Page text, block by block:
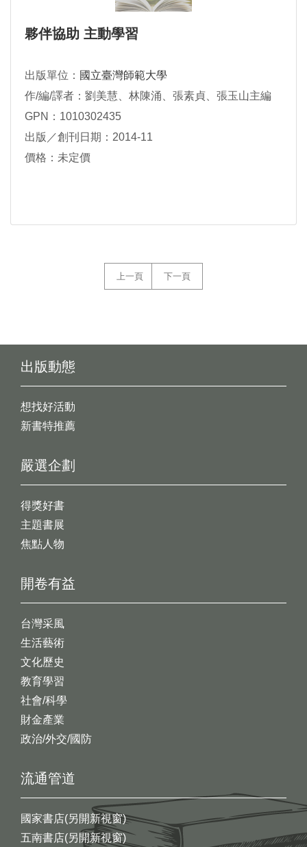
夥伴協助 主動學習
出版單位： 國立臺灣師範大學
作/編/譯者：劉美慧、林陳涌、張素貞、張玉山主編
GPN：1010302435
出版／創刊日期：2014-11
價格：未定價
上一頁 下一頁
出版動態
想找好活動
新書特推薦
開卷有益
台灣采風
生活藝術
文化歷史
教育學習
社會/科學
財金產業
政治/外交/國防
嚴選企劃
得獎好書
主題書展
焦點人物
流通管道
國家書店(另開新視窗)
五南書店(另開新視窗)